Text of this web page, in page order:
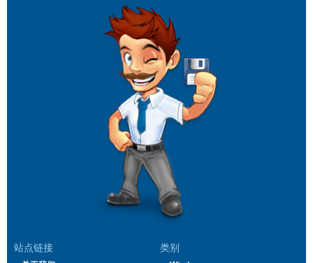
站点链接 类别